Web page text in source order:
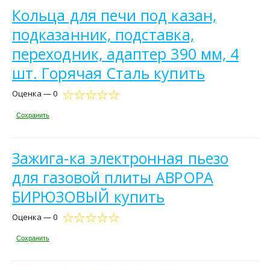
Кольца для печи под казан,
подказанник, подставка,
переходник, адаптер 390 мм, 4
шт. Горячая Сталь купить
Оценка — 0
Сохранить
Зажига-ка электронная пьезо
для газовой плиты АВРОРА
БИРЮЗОВЫЙ купить
Оценка — 0
Сохранить